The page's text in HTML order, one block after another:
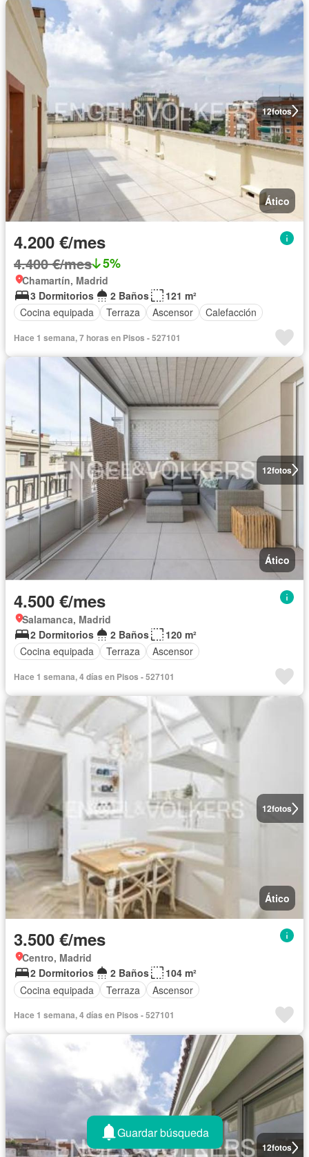
12fotos
Ático
4.200 €/mes
4.400 €/mes 5%
Chamartín, Madrid
3 Dormitorios
2 Baños
121 m²
Cocina equipada
Terraza Ascensor Calefacción
Hace 1 semana, 7 horas en Pisos - 527101
12fotos
Ático
4.500 €/mes
Salamanca, Madrid
2 Dormitorios
2 Baños
120 m²
Cocina equipada
Terraza Ascensor
Hace 1 semana, 4 días en Pisos - 527101
12fotos
Ático
3.500 €/mes
Centro, Madrid
2 Dormitorios
2 Baños
104 m²
Cocina equipada
Terraza Ascensor
Hace 1 semana, 4 días en Pisos - 527101
12fotos
Guardar búsqueda